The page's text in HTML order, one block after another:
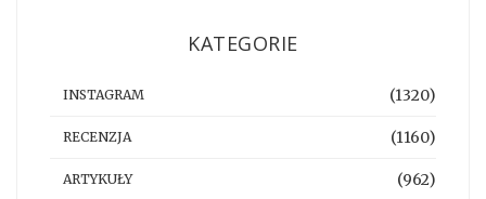
KATEGORIE
INSTAGRAM (1320)
RECENZJA (1160)
ARTYKUŁY (962)